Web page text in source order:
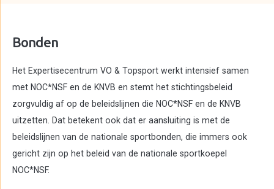
Bonden
Het Expertisecentrum VO & Topsport werkt intensief samen
met NOC*NSF en de KNVB en stemt het stichtingsbeleid
zorgvuldig af op de beleidslijnen die NOC*NSF en de KNVB
uitzetten. Dat betekent ook dat er aansluiting is met de
beleidslijnen van de nationale sportbonden, die immers ook
gericht zijn op het beleid van de nationale sportkoepel
NOC*NSF.